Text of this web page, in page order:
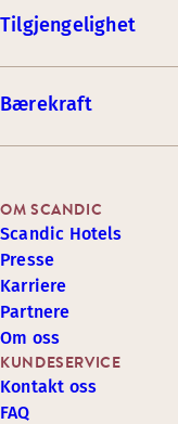
Tilgjengelighet
Bærekraft
KUNDESERVICE
Kontakt oss
FAQ
OM SCANDIC
Scandic Hotels
Presse
Karriere
Partnere
Om oss